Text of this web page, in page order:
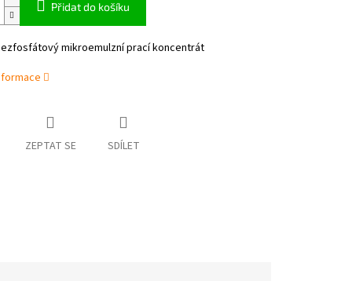
Přidat do košíku
mikroemulzní prací koncentrát
ZEPTAT SE SDÍLET